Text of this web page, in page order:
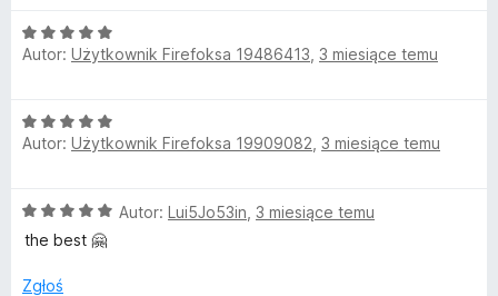
O
c
a
:
5
Autor: Użytkownik Firefoksa 19486413 3 miesiące temu
O
c
a
:
/
Autor: Użytkownik Firefoksa 19909082 3 miesiące temu
O
c
n
Autor: Lui5Jo53in 3 miesiące temu
the best 🤗
Zgłoś